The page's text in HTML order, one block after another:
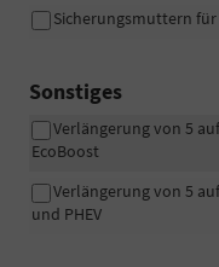
Sicherungsmuttern
Sonstiges
Verlängerung von 5
EcoBoost
Verlängerung von 5
und PHEV